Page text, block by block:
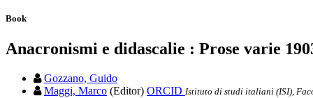
Book
Anacronismi e didascalie : Prose varie
Gozzano, Guido
Maggi, Marco (Editor) ORCID Istituto di studi italiani (ISI),